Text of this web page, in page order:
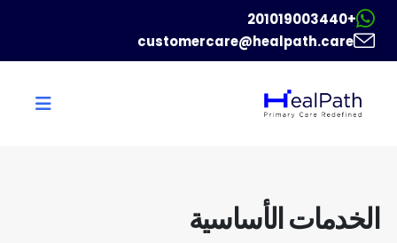
+201019003440
customercare@healpath.care
الخدمات الأساسية